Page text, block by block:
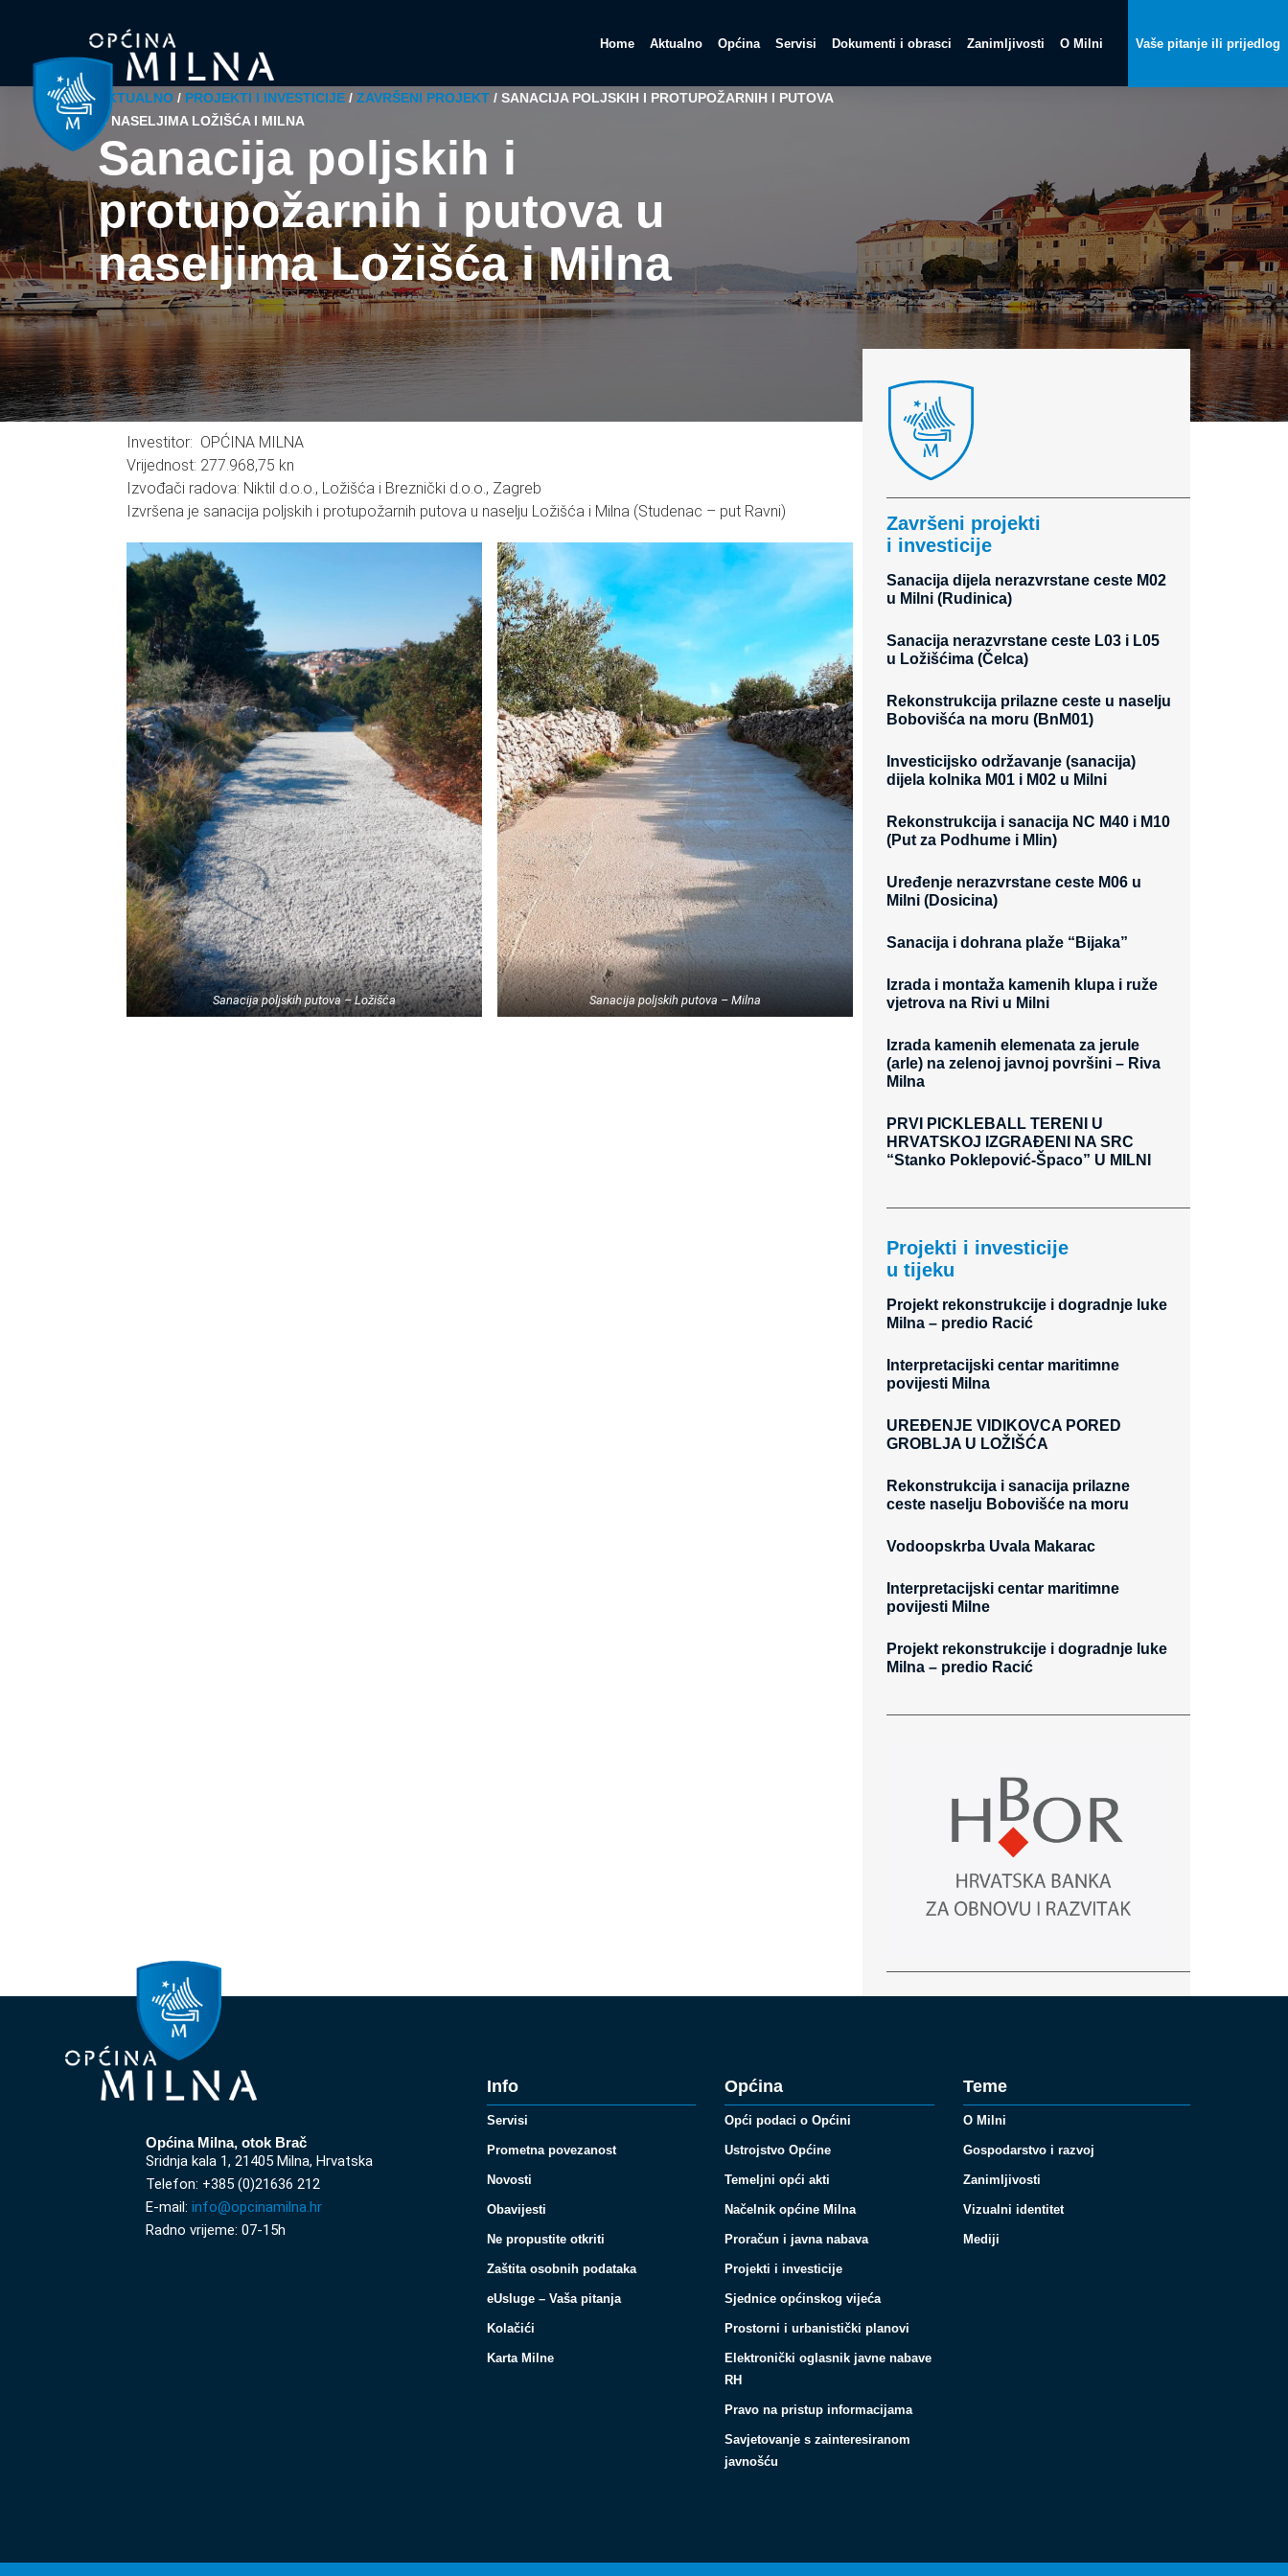
Home Aktualno Općina Servisi Dokumenti i obrasci Zanimljivosti O Milni Vaše pitanje ili prijedlog
AKTUALNO / PROJEKTI I INVESTICIJE / ZAVRŠENI PROJEKT / SANACIJA POLJSKIH I PROTUPOŽARNIH I PUTOVA
U NASELJIMA LOŽIŠĆA I MILNA
Sanacija poljskih i
protupožarnih i putova u
naseljima Ložišća i Milna
Investitor: OPĆINA MILNA
Vrijednost: 277.968,75 kn
Izvođači radova: Niktil d.o.o., Ložišća i Breznički d.o.o., Zagreb
Izvršena je sanacija poljskih i protupožarnih putova u naselju Ložišća i Milna (Studenac – put Ravni)
Sanacija poljskih putova – Ložišća Sanacija poljskih putova – Milna
Završeni projekti
i investicije
Sanacija dijela nerazvrstane ceste M02
u Milni (Rudinica)
Sanacija nerazvrstane ceste L03 i L05
u Ložišćima (Čelca)
Rekonstrukcija prilazne ceste u naselju
Bobovišća na moru (BnM01)
Investicijsko održavanje (sanacija)
dijela kolnika M01 i M02 u Milni
Rekonstrukcija i sanacija NC M40 i M10
(Put za Podhume i Mlin)
Uređenje nerazvrstane ceste M06 u
Milni (Dosicina)
Sanacija i dohrana plaže “Bijaka”
Izrada i montaža kamenih klupa i ruže
vjetrova na Rivi u Milni
Izrada kamenih elemenata za jerule
(arle) na zelenoj javnoj površini – Riva
Milna
PRVI PICKLEBALL TERENI U
HRVATSKOJ IZGRAĐENI NA SRC
“Stanko Poklepović-Špaco” U MILNI
Projekti i investicije
u tijeku
Projekt rekonstrukcije i dogradnje luke
Milna – predio Racić
Interpretacijski centar maritimne
povijesti Milna
UREĐENJE VIDIKOVCA PORED
GROBLJA U LOŽIŠĆA
Rekonstrukcija i sanacija prilazne
ceste naselju Bobovišće na moru
Vodoopskrba Uvala Makarac
Interpretacijski centar maritimne
povijesti Milne
Projekt rekonstrukcije i dogradnje luke
Milna – predio Racić
Općina Milna, otok Brač
Sridnja kala 1, 21405 Milna, Hrvatska
Telefon: +385 (0)21636 212
E-mail: info@opcinamilna.hr
Radno vrijeme: 07-15h
Info
Servisi
Prometna povezanost
Novosti
Obavijesti
Ne propustite otkriti
Zaštita osobnih podataka
eUsluge – Vaša pitanja
Kolačići
Karta Milne
Općina
Opći podaci o Općini
Ustrojstvo Općine
Temeljni opći akti
Načelnik općine Milna
Proračun i javna nabava
Projekti i investicije
Sjednice općinskog vijeća
Prostorni i urbanistički planovi
Elektronički oglasnik javne nabave
RH
Pravo na pristup informacijama
Savjetovanje s zainteresiranom
javnošću
Teme
O Milni
Gospodarstvo i razvoj
Zanimljivosti
Vizualni identitet
Mediji